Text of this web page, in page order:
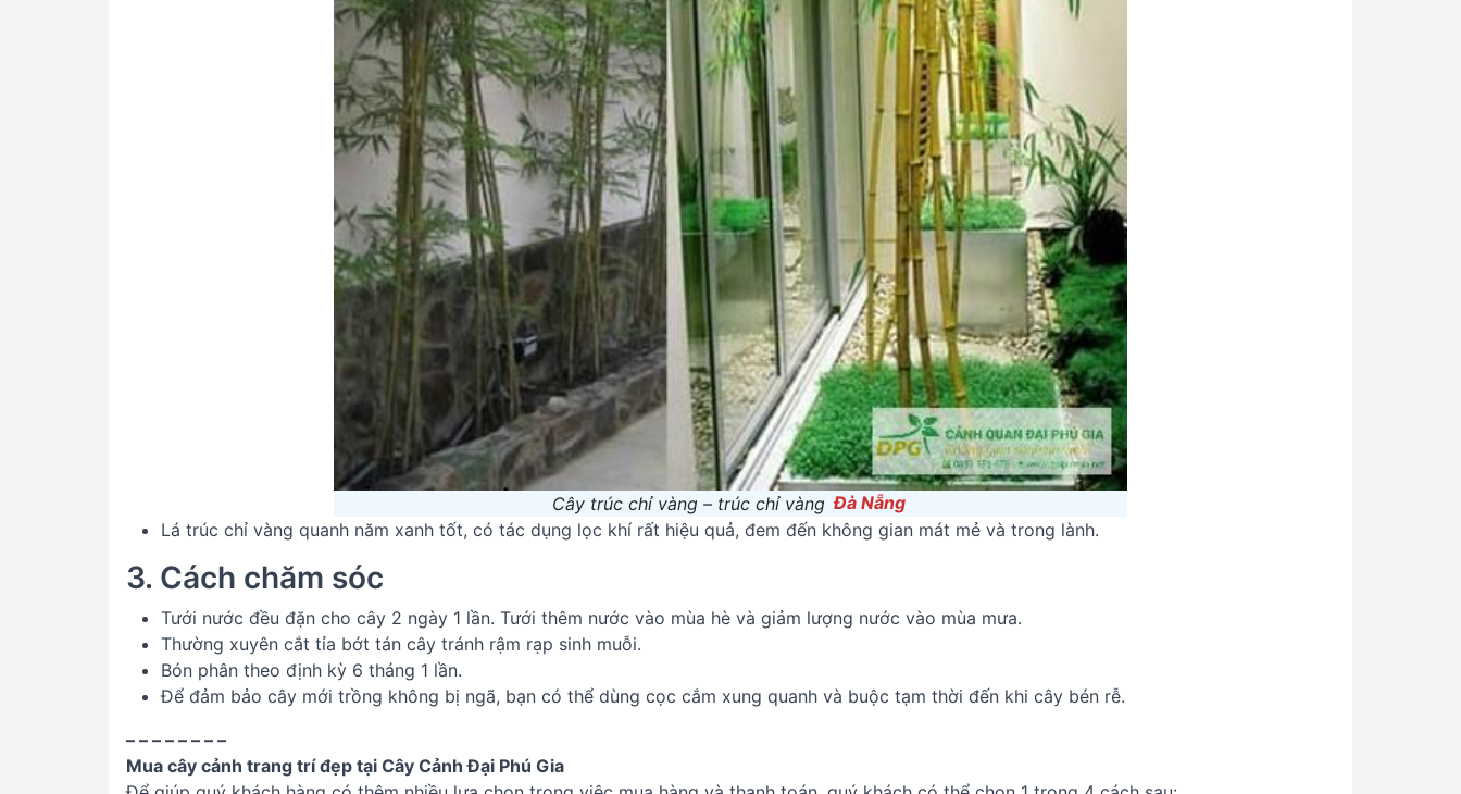
Cây trúc chỉ vàng – trúc chỉ vàng Đà Nẵng
Lá trúc chỉ vàng quanh năm xanh tốt, có tác dụng lọc khí rất hiệu quả, đem đến không gian mát mẻ và trong lành.
3. Cách chăm sóc
Tưới nước đều đặn cho cây 2 ngày 1 lần. Tưới thêm nước vào mùa hè và giảm lượng nước vào mùa mưa.
Thường xuyên cắt tỉa bớt tán cây tránh rậm rạp sinh muỗi.
Bón phân theo định kỳ 6 tháng 1 lần.
Để đảm bảo cây mới trồng không bị ngã, bạn có thể dùng cọc cắm xung quanh và buộc tạm thời đến khi cây bén rễ.
– – – – – – – –
Mua cây cảnh trang trí đẹp tại Cây Cảnh Đại Phú Gia